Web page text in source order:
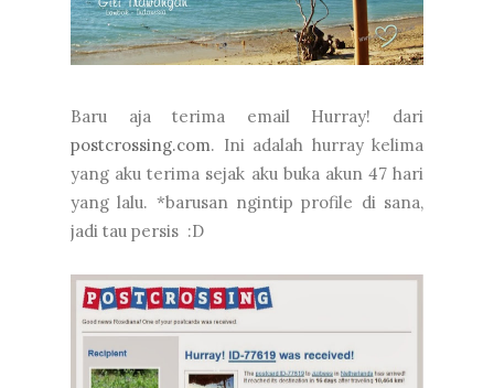
Baru aja terima email Hurray! dari
postcrossing.com. Ini adalah hurray kelima
yang aku terima sejak aku buka akun 47 hari
yang lalu. *barusan ngintip profile di sana,
jadi tau persis :D